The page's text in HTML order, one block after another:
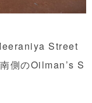
Street
側のOilman’s S